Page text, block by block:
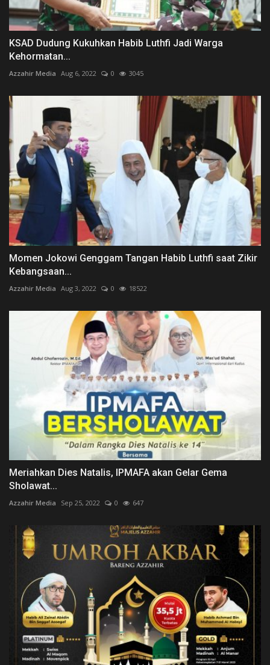
KSAD Dudung Kukuhkan Habib Luthfi Jadi Warga
Kehormatan...
Azzahir Media Aug 6, 2022 0 3045
Momen Jokowi Genggam Tangan Habib Luthfi saat Zikir
Kebangsaan...
Azzahir Media Aug 3, 2022 0 18522
Meriahkan Dies Natalis, IPMAFA akan Gelar Gema
Sholawat...
Azzahir Media Sep 25, 2022 0 647